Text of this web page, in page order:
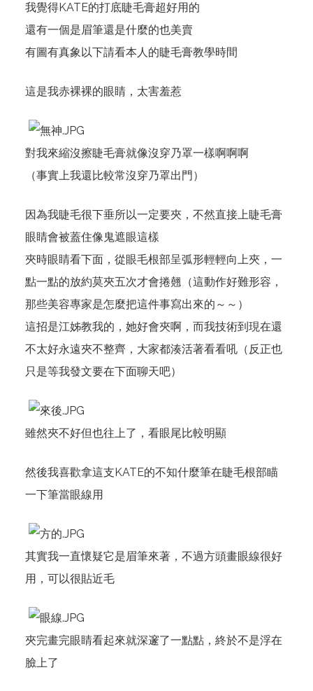
我覺得KATE的打底睫毛膏超好用的
還有一個是眉筆還是什麼的也美賣
有圖有真象以下請看本人的睫毛膏教學時間
這是我赤裸裸的眼睛，太害羞惹
對我來縮沒擦睫毛膏就像沒穿乃罩一樣啊啊啊
（事實上我還比較常沒穿乃罩出門）
因為我睫毛很下垂所以一定要夾，不然直接上睫毛膏
眼睛會被蓋住像鬼遮眼這樣
夾時眼睛看下面，從眼毛根部呈弧形輕輕向上夾，一
點一點的放約莫夾五次才會捲翹（這動作好難形容，
那些美容專家是怎麼把這件事寫出來的～～）
這招是江姊教我的，她好會夾啊，而我技術到現在還
不太好永遠夾不整齊，大家都湊活著看看吼（反正也
只是等我發文要在下面聊天吧）
雖然夾不好但也往上了，看眼尾比較明顯
然後我喜歡拿這支KATE的不知什麼筆在睫毛根部瞄
一下筆當眼線用
其實我一直懷疑它是眉筆來著，不過方頭畫眼線很好
用，可以很貼近毛
夾完畫完眼睛看起來就深邃了一點點，終於不是浮在
臉上了